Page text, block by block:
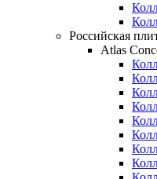
Российская
Atlas